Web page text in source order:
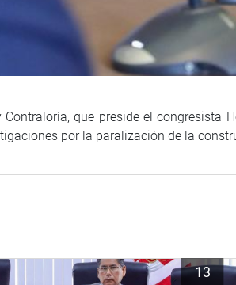
que preside el congresista
por la paralización de la
13